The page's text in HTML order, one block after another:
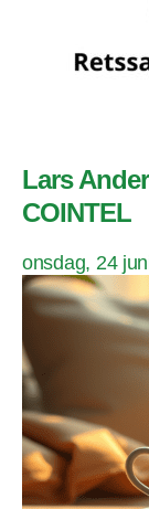
Lars
COINTEL
onsdag, 24